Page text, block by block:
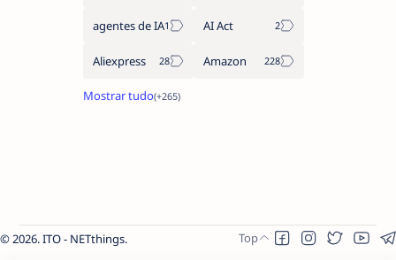
agentes de IA AI Act
Aliexpress Amazon
2026.ITO - NETthings.